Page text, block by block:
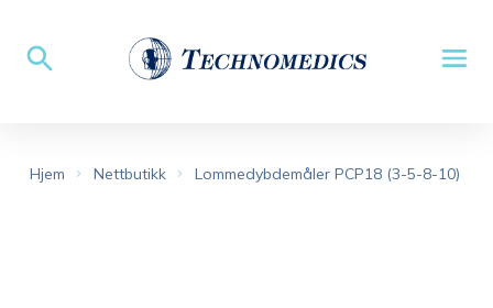
Hjem Nettbutikk Lommedybdemåler PCP18 (3-5-8-10)